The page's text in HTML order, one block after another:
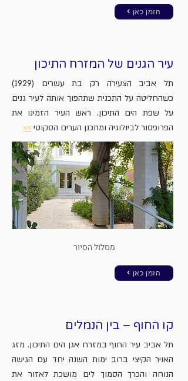
< הזמן כאן
עיר הגנים של המזרח התיכון
תל אביב הצעירה רק בת עשרים (1929)
כשהחליטה על התכנית שתהפוך אותה לעיר גנים
על שפת הים התיכון. ראש העיר הזמינו את
הפרופסור לביולוגיה ומתכנן הערים הסקוטי >>
מסלול הסיור
< הזמן כאן
קו החוף – בין הנמלים
תל אביב עיר החוף במזרח אגן הים התיכון. מזג
האויר הקיצי ברוב ימות השנה יחד עם הגישה
הנוחה והכרך הסמוך לים מושכת לאזור את